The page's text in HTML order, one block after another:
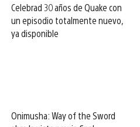
Celebrad 30 años de Quake con
un episodio totalmente nuevo,
ya disponible
Onimusha: Way of the Sword